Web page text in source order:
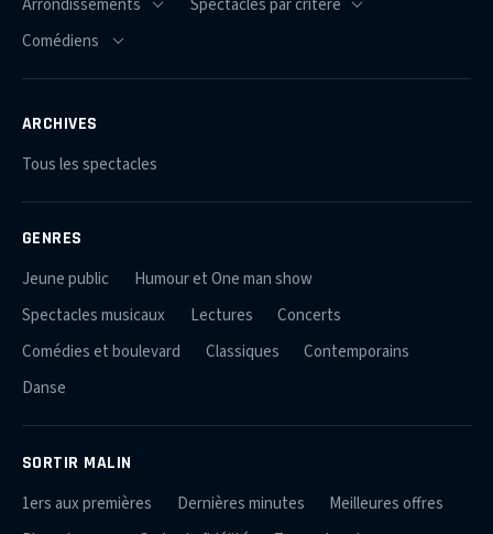
ARCHIVES
Tous les spectacles
GENRES
Jeune public
Humour et One man show
Spectacles musicaux
Lectures
Concerts
Comédies et boulevard
Classiques
Contemporains
Danse
SORTIR MALIN
1ers aux premières Dernières minutes
Meilleures offres